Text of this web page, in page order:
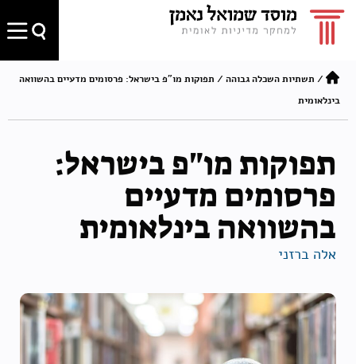
/ תשתיות השכלה גבוהה / תפוקות מו"פ בישראל: פרסומים מדעיים בהשוואה
בינלאומית
תפוקות מו"פ בישראל:
פרסומים מדעיים
בהשוואה בינלאומית
אלה ברזני